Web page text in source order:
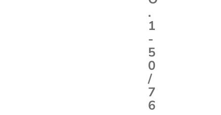
.
1
-
5
0
/
7
6